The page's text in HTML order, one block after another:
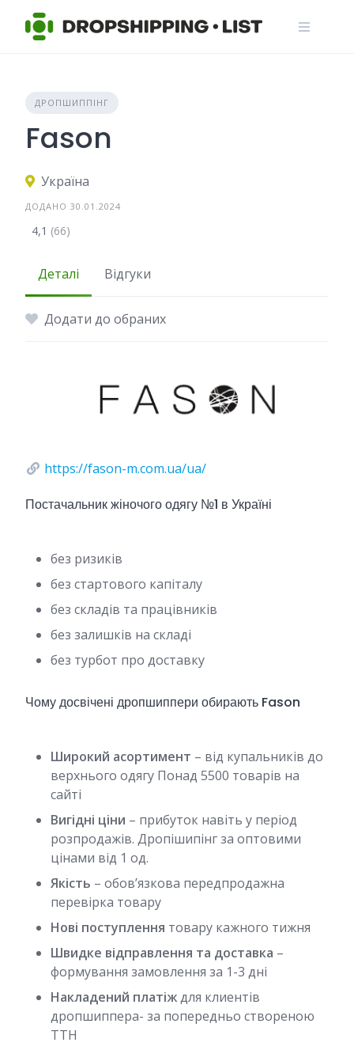
ДРОПШИППІНГ
Fason
Україна
ДОДАНО 30.01.2024
4,1 (66)
Деталі Відгуки
Додати до обраних
https://fason-m.com.ua/ua/
Постачальник жіночого одягу №1 в Україні
без ризиків
без стартового капіталу
без складів та працівників
без залишків на складі
без турбот про доставку
Чому досвічені дропшиппери обирають Fason
Широкий асортимент – від купальників до
верхнього одягу Понад 5500 товарів на
сайті
Вигідні ціни – прибуток навіть у період
розпродажів. Дропішипінг за оптовими
цінами від 1 од.
Якість – обов’язкова передпродажна
перевірка товару
Нові поступлення товару кажного тижня
Швидке відправлення та доставка –
формування замовлення за 1-3 дні
Накладений платіждля клиентів
дропшиппера- за попередньо створеною
ТТН